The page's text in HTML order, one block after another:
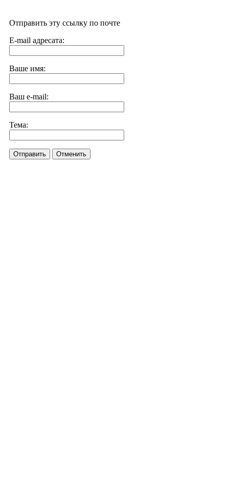
Отправить эту ссылку по почте
E-mail адресата:
Ваше имя:
Ваш e-mail:
Тема:
Отправить Отменить